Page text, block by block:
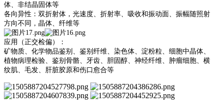
体、非结晶固体等
各向异性：双折射体，光速度、折射率、吸收和振动面、振幅随照射
方向不同，晶体、纤维等
应用（正交检偏）：
矿物质、化学物品鉴别、鉴别纤维、染色体、淀粉粒、细胞中晶体、
植物病理检验、鉴别骨骼、牙齿、胆固醇、神经纤维、肿瘤细胞、横
纹肌、毛发、肝脏胶原和伤口愈合等